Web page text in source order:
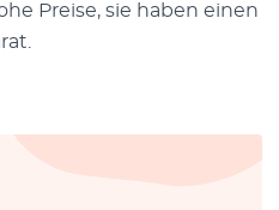
Preise, sie haben einen